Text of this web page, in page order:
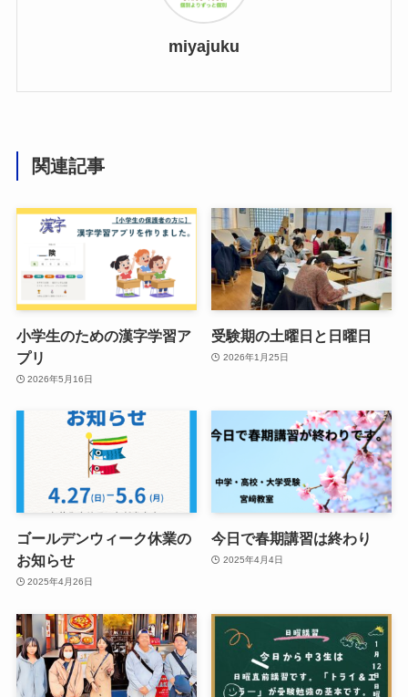
miyajuku
関連記事
小学生のための漢字学習ア
プリ
2026年5月16日
受験期の土曜日と日曜日
2026年1月25日
ゴールデンウィーク休業の
お知らせ
2025年4月26日
今日で春期講習は終わり
2025年4月4日